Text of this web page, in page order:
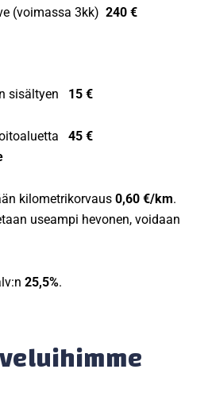
(voimassa 3kk) 240 €
sisältyen 15 €
45 €
kilometrikorvaus 0,60 €/km.
useampi hevonen, voidaan
25,5%.